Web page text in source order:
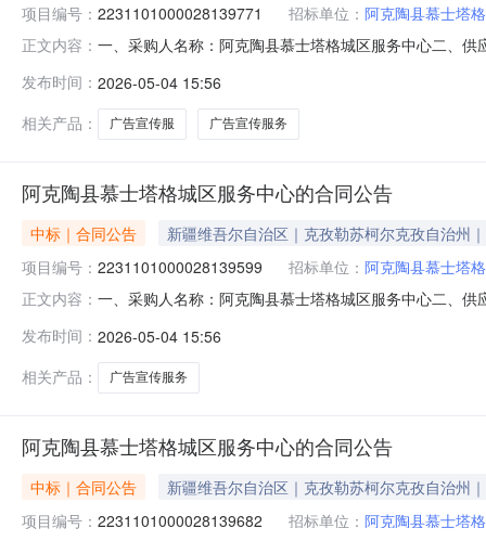
项目编号： 2231101000028139771 招标单位： 阿克陶县慕士塔
正文内容： 一、采购人名称：阿克陶县慕士塔格城区服务中心二、
箱、展板、彩页、户内外宣传栏、宣传海报、锦旗、袖
发布时间： 2026-05-04 15:56
相关产品：
广告宣传服 广告宣传服务
阿克陶县慕士塔格城区服务中心的合同公告
中标｜合同公告
新疆维吾尔自治区｜克孜勒苏柯尔克孜自治州
项目编号： 2231101000028139599 招标单位： 阿克陶县慕士塔
正文内容： 一、采购人名称：阿克陶县慕士塔格城区服务中心二、
箱、展板、彩页、户内外宣传栏、宣传海报、锦旗、袖
发布时间： 2026-05-04 15:56
相关产品：
广告宣传服务
阿克陶县慕士塔格城区服务中心的合同公告
中标｜合同公告
新疆维吾尔自治区｜克孜勒苏柯尔克孜自治州
项目编号： 2231101000028139682 招标单位： 阿克陶县慕士塔